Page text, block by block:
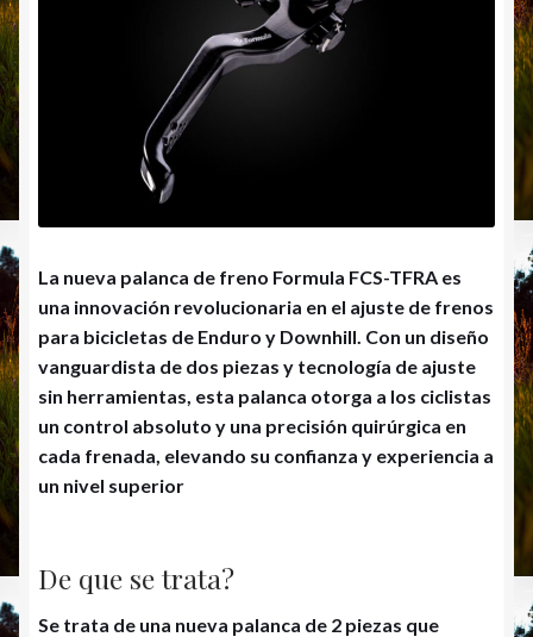
La nueva palanca de freno Formula FCS-TFRA es
una innovación revolucionaria en el ajuste de frenos
para bicicletas de Enduro y Downhill. Con un diseño
vanguardista de dos piezas y tecnología de ajuste
sin herramientas, esta palanca otorga a los ciclistas
un control absoluto y una precisión quirúrgica en
cada frenada, elevando su confianza y experiencia a
un nivel superior
De que se trata?
Se trata de una nueva palanca de 2 piezas que